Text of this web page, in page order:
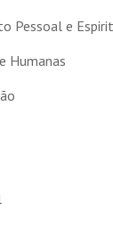
Pessoal e
Humanas